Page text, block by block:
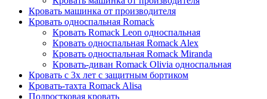
Кровать машинка от производителя
Кровать односпальная Romack
Кровать Romack Leon односпальная
Кровать односпальная Romack Alex
Кровать односпальная Romack Miranda
Кровать-диван Romack Olivia односпальная
Кровать с 3х лет с защитным бортиком
Кровать-тахта Romack Alisa
Подростковая кровать